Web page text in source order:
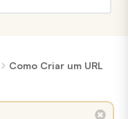
Como Criar um URL